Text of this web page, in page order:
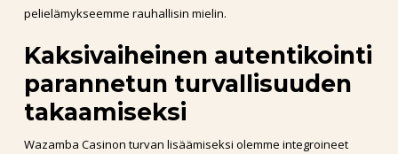
pelielämykseemme rauhallisin mielin.
Kaksivaiheinen autentikointi
parannetun turvallisuuden
takaamiseksi
Wazamba Casinon turvan lisäämiseksi olemme integroineet